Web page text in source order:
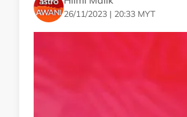
26/11/2023 | 20:33 MYT